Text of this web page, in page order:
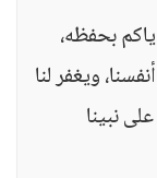
بحفظه،
ويغفر لنا
نبينا